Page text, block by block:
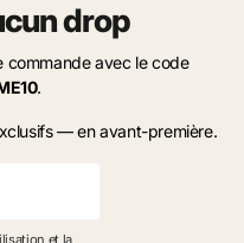
drop
commande avec le code
.
— en avant-première.